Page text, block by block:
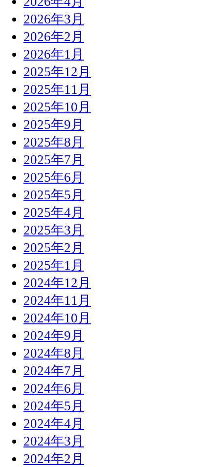
2026年3月
2026年2月
2026年1月
2025年12月
2025年11月
2025年10月
2025年9月
2025年8月
2025年7月
2025年6月
2025年5月
2025年4月
2025年3月
2025年2月
2025年1月
2024年12月
2024年11月
2024年10月
2024年9月
2024年8月
2024年7月
2024年6月
2024年5月
2024年4月
2024年3月
2024年2月